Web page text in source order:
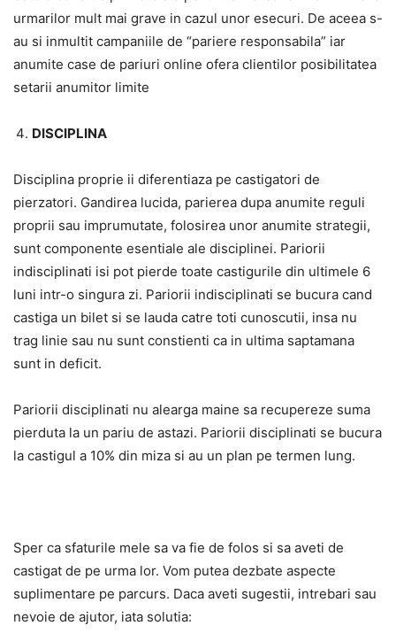
urmarilor mult mai grave in cazul unor esecuri. De aceea s-
au si inmultit campaniile de “pariere responsabila” iar
anumite case de pariuri online ofera clientilor posibilitatea
setarii anumitor limite
DISCIPLINA
Disciplina proprie ii diferentiaza pe castigatori de
pierzatori. Gandirea lucida, parierea dupa anumite reguli
proprii sau imprumutate, folosirea unor anumite strategii,
sunt componente esentiale ale disciplinei. Pariorii
indisciplinati isi pot pierde toate castigurile din ultimele 6
luni intr-o singura zi. Pariorii indisciplinati se bucura cand
castiga un bilet si se lauda catre toti cunoscutii, insa nu
trag linie sau nu sunt constienti ca in ultima saptamana
sunt in deficit.
Pariorii disciplinati nu alearga maine sa recupereze suma
pierduta la un pariu de astazi. Pariorii disciplinati se bucura
la castigul a 10% din miza si au un plan pe termen lung.
Sper ca sfaturile mele sa va fie de folos si sa aveti de
castigat de pe urma lor. Vom putea dezbate aspecte
suplimentare pe parcurs. Daca aveti sugestii, intrebari sau
nevoie de ajutor, iata solutia: